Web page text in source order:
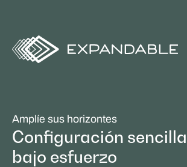
Amplíe sus horizontes
Configuración
bajo esfuerzo